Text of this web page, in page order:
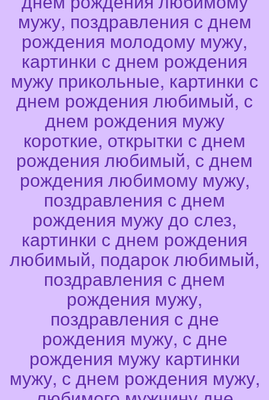
мужу, поздравления с днем
рождения молодому мужу,
картинки с днем рождения
мужу прикольные, картинки с
днем рождения любимый, с
днем рождения мужу
короткие, открытки с днем
рождения любимый, с днем
рождения любимому мужу,
поздравления с днем
рождения мужу до слез,
картинки с днем рождения
любимый, подарок любимый,
поздравления с днем
рождения мужу,
поздравления с дне
рождения мужу, с дне
рождения мужу картинки
мужу, с днем рождения мужу,